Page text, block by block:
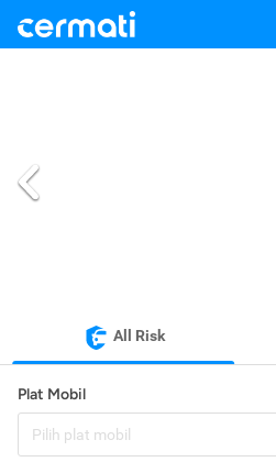
All Risk
Plat Mobil
Pilih plat mobil